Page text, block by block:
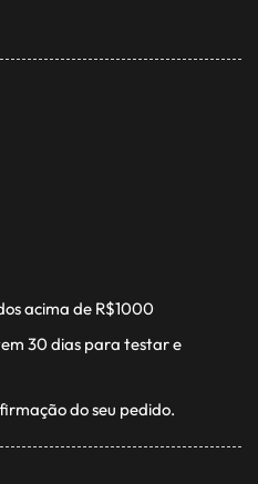
acima de R$1000
30 dias para testar e
do seu pedido.